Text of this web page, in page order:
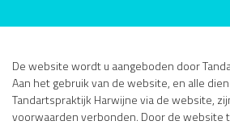
De website wordt u aangeboden door
Aan het gebruik van de website, en alle
Tandartspraktijk Harwijne via de website,
voorwaarden verbonden. Door de website